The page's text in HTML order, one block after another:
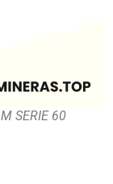
SERIE 60